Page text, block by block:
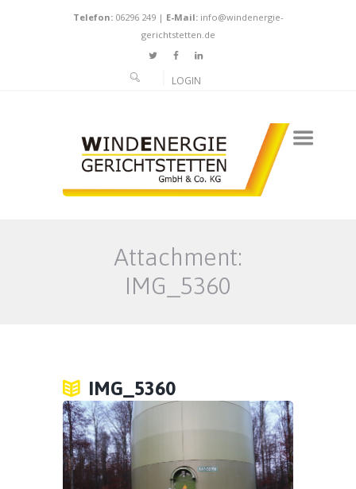
Telefon:06296 249| E-Mail: info@windenergie-
gerichtstetten.de
LOGIN
Attachment:
IMG_5360
IMG_5360